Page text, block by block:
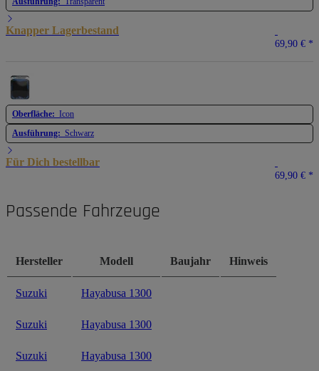
Knapper Lagerbestand
69,90 € *
Oberfläche: Icon
Ausführung: Schwarz
Für Dich bestellbar
69,90 € *
Passende Fahrzeuge
Hersteller Modell Baujahr Hinweis
Suzuki Hayabusa 1300
Suzuki Hayabusa 1300
Suzuki Hayabusa 1300